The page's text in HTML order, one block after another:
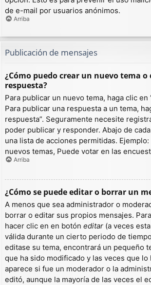
de e-mail por usuarios anónimos.
Arriba
Publicación de mensajes
¿Cómo puedo crear un nuevo tema
respuesta?
Para publicar un nuevo tema, haga clic en
Para publicar una respuesta a un tema,
respuesta”. Seguramente necesite
poder publicar y responder. Abajo de
una lista de acciones permitidas.
nuevos temas, Puede votar en las
Arriba
¿Cómo se puede editar o borrar un
A menos que sea administrador o
borrar o editar sus propios mensajes.
hacer clic en en botón editar (a veces
válida durante un cierto periodo de
editase su tema, encontrará un pequeño
que ha sido modificado y las veces que lo
aparece si fue un moderador o la
editó, aunque la mayoría de las veces el